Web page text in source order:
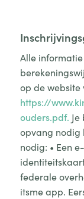
Alle
op de website
https://
ouders.pdf.
opvang nodig
nodig: • Een
federale
itsme app.